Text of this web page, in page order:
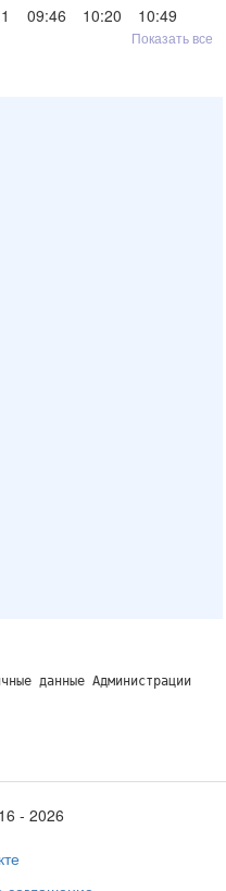
09:46 10:20
10:49
Показать все
данные Администрации
‐ 2026